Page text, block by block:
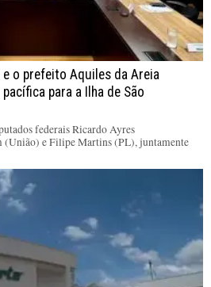
e o prefeito Aquiles da Areia
para a Ilha de São
federais Ricardo Ayres
(União) e Filipe Martins (PL), juntamente